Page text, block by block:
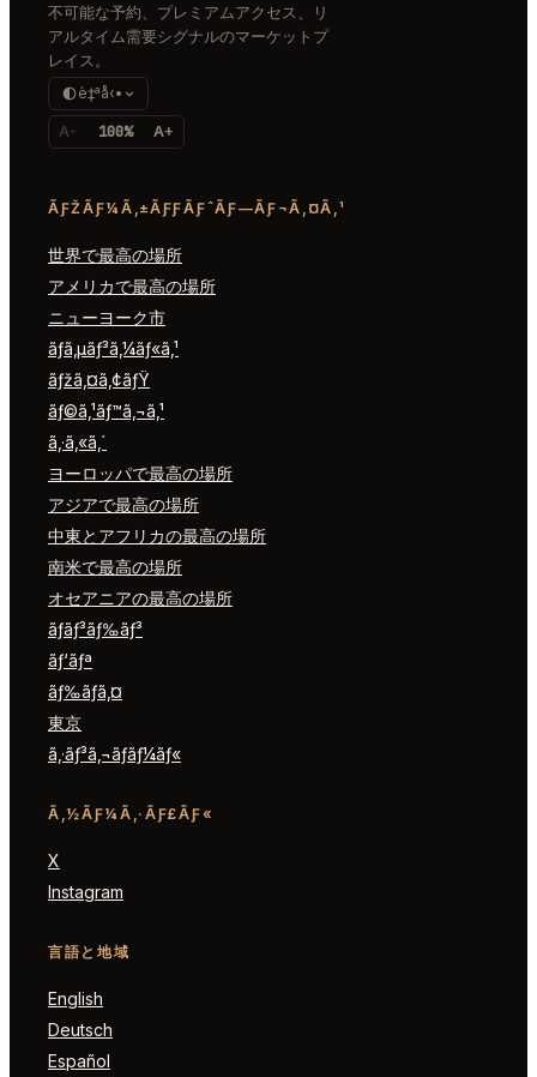
不可能な予約、プレミアムアクセス、リ
アルタイム需要シグナルのマーケットプ
レイス。
è‡ªå‹•
A- 100% A+
ÃƑŽÃƑ¼Ã‚±ÃƑƑÃƑˆÃƑ—ÃƑ¬Ã‚¤Ã‚¹
世界で最高の場所
アメリカで最高の場所
ニューヨーク市
ãƒ­ã‚µãƒ³ã‚¼ãƒ«ã‚¹
ãƒžã‚¤ã‚¢ãƒŸ
ãƒ©ã‚¹ãƒ™ã‚¬ã‚¹
ã‚·ã‚«ã‚´
ヨーロッパで最高の場所
アジアで最高の場所
中東とアフリカの最高の場所
南米で最高の場所
オセアニアの最高の場所
ãƒ­ãƒ³ãƒ‰ãƒ³
ãƒ‘ãƒª
ãƒ‰ãƒã‚¤
東京
ã‚·ãƒ³ã‚¬ãƒãƒ¼ãƒ«
Ã‚½ÃƑ¼Ã‚·ÃƑ£ÃƑ«
X
Instagram
言語と地域
English
Deutsch
Español